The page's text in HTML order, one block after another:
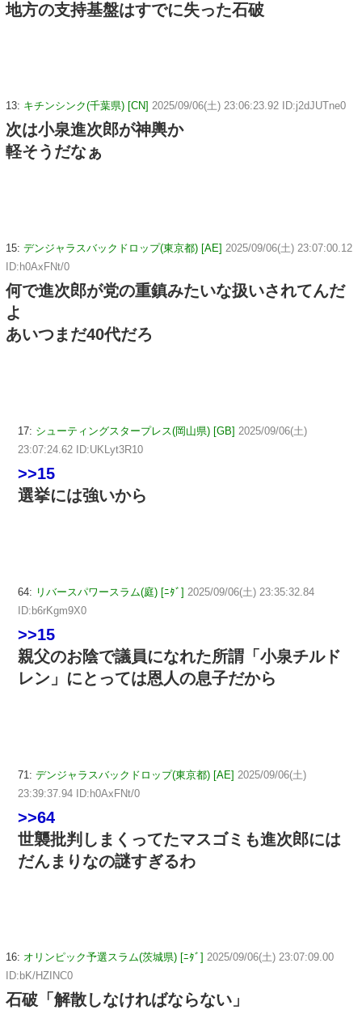
地方の支持基盤はすでに失った石破
13: キチンシンク(千葉県) [CN] 2025/09/06(土) 23:06:23.92 ID:j2dJUTne0
次は小泉進次郎が神輿か
軽そうだなぁ
15: デンジャラスバックドロップ(東京都) [AE] 2025/09/06(土) 23:07:00.12
ID:h0AxFNt/0
何で進次郎が党の重鎮みたいな扱いされてんだ
よ
あいつまだ40代だろ
17: シューティングスタープレス(岡山県) [GB] 2025/09/06(土)
23:07:24.62 ID:UKLyt3R10
>>15
選挙には強いから
64: リバースパワースラム(庭) [ﾆﾀﾞ] 2025/09/06(土) 23:35:32.84
ID:b6rKgm9X0
>>15
親父のお陰で議員になれた所謂「小泉チルド
レン」にとっては恩人の息子だから
71: デンジャラスバックドロップ(東京都) [AE] 2025/09/06(土)
23:39:37.94 ID:h0AxFNt/0
>>64
世襲批判しまくってたマスゴミも進次郎には
だんまりなの謎すぎるわ
16: オリンピック予選スラム(茨城県) [ﾆﾀﾞ] 2025/09/06(土) 23:07:09.00
ID:bK/HZINC0
石破「解散しなければならない」